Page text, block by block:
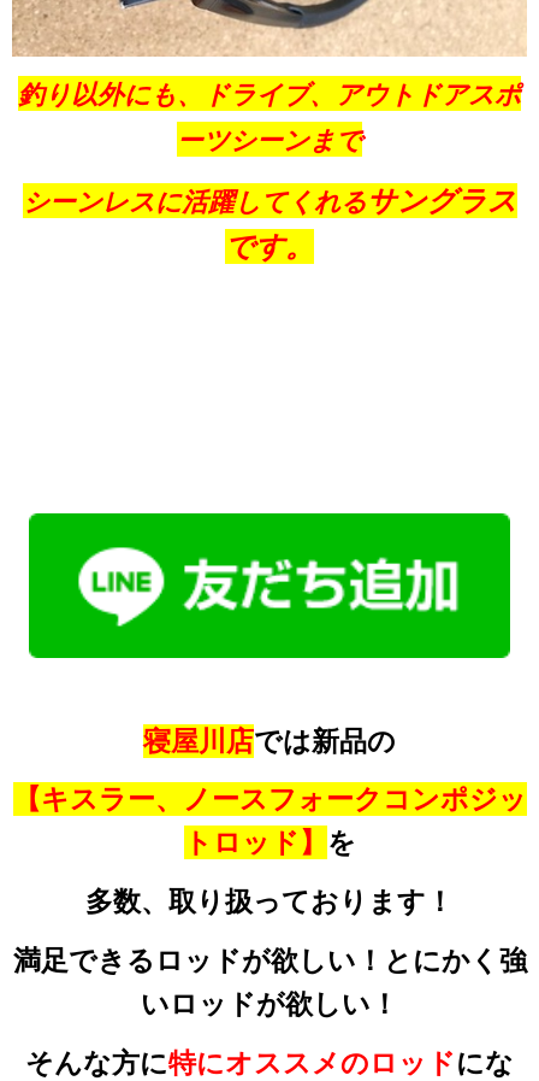
釣り以外にも、ドライブ、アウトドアスポ
ーツシーンまで
シーンレスに活躍してくれるサングラス
です。
寝屋川店では新品の
【キスラー、ノースフォークコンポジッ
トロッド】 を
多数、取り扱っております！
満足できるロッドが欲しい！とにかく強
いロッドが欲しい！
そんな方に特にオススメのロッドにな